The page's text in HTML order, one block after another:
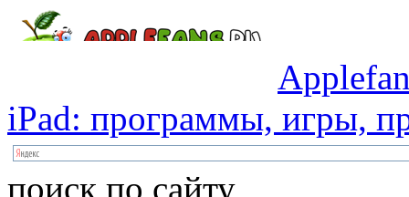
iPad: программы, игры,
поиск по сайту